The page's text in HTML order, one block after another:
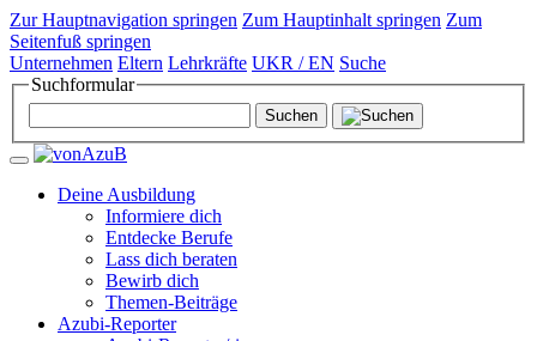
Zur Hauptnavigation springen Zum Hauptinhalt springen Zum
Seitenfuß springen
Unternehmen Eltern Lehrkräfte UKR / EN Suche
Suchformular
Deine Ausbildung
Informiere dich
Entdecke Berufe
Lass dich beraten
Bewirb dich
Themen-Beiträge
Azubi-Reporter